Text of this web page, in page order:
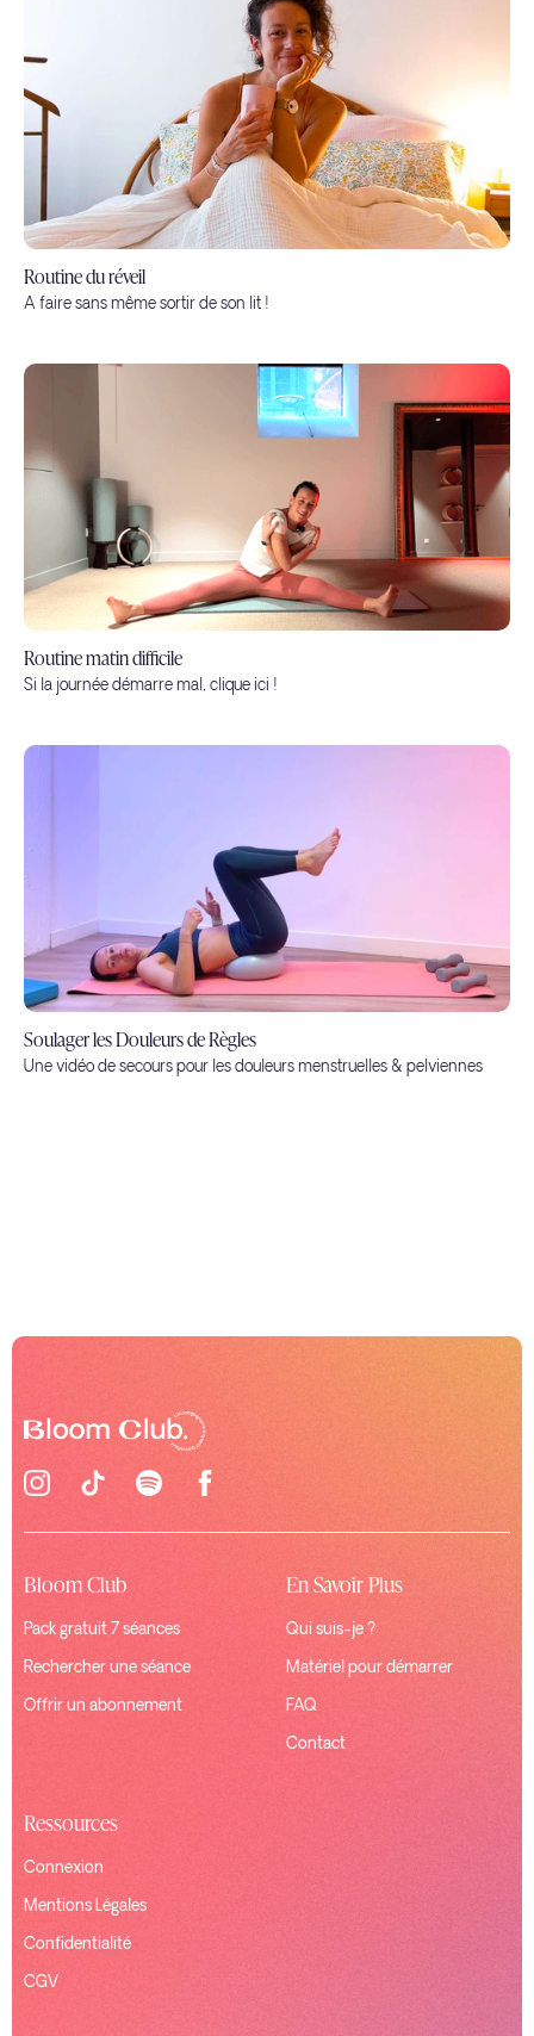
Routine du réveil
A faire sans même sortir de son lit !
Routine matin difficile
Si la journée démarre mal, clique ici !
Soulager les Douleurs de Règles
Une vidéo de secours pour les douleurs menstruelles & pelviennes
Bloom Club
Pack gratuit 7 séances
Rechercher une séance
Offrir un abonnement
En Savoir Plus
Qui suis-je ?
Matériel pour démarrer
FAQ
Contact
Ressources
Connexion
Mentions Légales
Confidentialité
CGV